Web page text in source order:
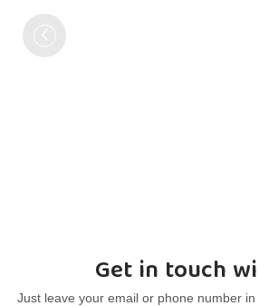
Get in touch
Just leave your email or phone number